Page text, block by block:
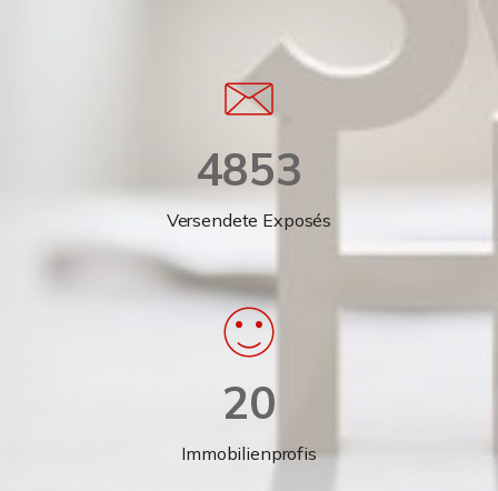
4853
Versendete Exposés
20
Immobilienprofis